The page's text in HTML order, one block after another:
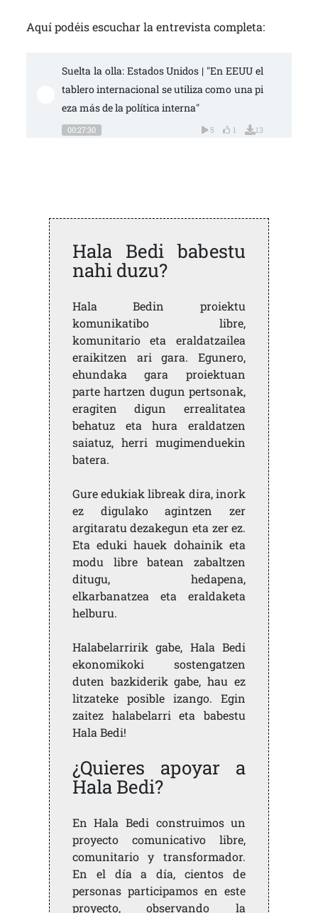
Aquí podéis escuchar la entrevista completa:
Suelta la olla: Estados Unidos | "En EEUU el
tablero internacional se utiliza como una pi
eza más de la política interna"
00:27:30 5 1 13
Hala Bedi babestu
nahi duzu?
Hala Bedin proiektu
komunikatibo libre,
komunitario eta eraldatzailea
eraikitzen ari gara. Egunero,
ehundaka gara proiektuan
parte hartzen dugun pertsonak,
eragiten digun errealitatea
behatuz eta hura eraldatzen
saiatuz, herri mugimenduekin
batera.
Gure edukiak libreak dira, inork
ez digulako agintzen zer
argitaratu dezakegun eta zer ez.
Eta eduki hauek dohainik eta
modu libre batean zabaltzen
ditugu, hedapena,
elkarbanatzea eta eraldaketa
helburu.
Halabelarririk gabe, Hala Bedi
ekonomikoki sostengatzen
duten bazkiderik gabe, hau ez
litzateke posible izango. Egin
zaitez halabelarri eta babestu
Hala Bedi!
¿Quieres apoyar a
Hala Bedi?
En Hala Bedi construimos un
proyecto comunicativo libre,
comunitario y transformador.
En el día a día, cientos de
personas participamos en este
proyecto, observando la